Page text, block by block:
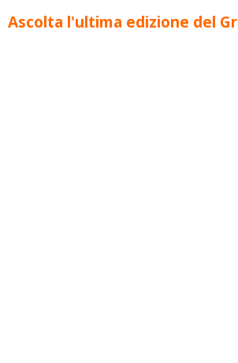
Ascolta l'ultima edizione del Gr